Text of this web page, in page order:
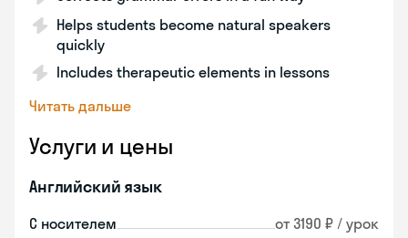
Helps students become natural speakers
quickly
Includes therapeutic elements in lessons
Читать дальше
Услуги и цены
Английский язык
С носителем от 3190 ₽ / урок